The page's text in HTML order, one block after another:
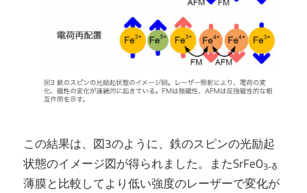
この結果は、図3のように、鉄のスピンの光励起
状態のイメージ図が得られました。またSrFeO3-δ
薄膜と比較してより低い強度のレーザーで変化が